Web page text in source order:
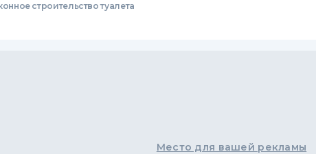
строительство туалета
Место для вашей рекламы